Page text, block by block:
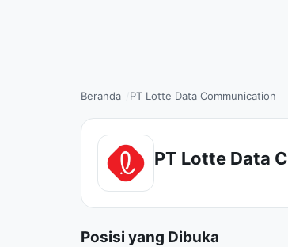
Beranda PT Lotte Data Communication
PT Lotte Data
Posisi yang Dibuka